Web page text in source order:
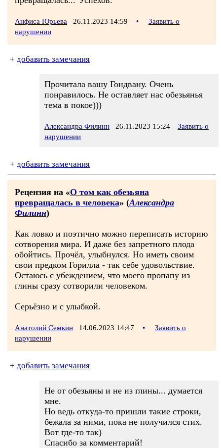
Анфиса Юрьева 26.11.2023 14:59 •
Заявить о
нарушении
+ добавить замечания
Прочитала вашу Гондвану. Очень
понравилось. Не оставляет нас обезьянья
тема в покое)))
Александра Филинн 26.11.2023 15:24
Заявить о
нарушении
+ добавить замечания
Рецензия на «О том как обезьяна
превращалась в человека» (Александра
Филинн)
Как ловко и поэтично можно переписать историю
сотворения мира. И даже без запретного плода
обойтись. Прочёл, улыбнулся. Но иметь своим
свои предком Горилла - так себе удовольствие.
Остаюсь с убеждением, что моего пропапу из
глины сразу сотворили человеком.
Серьёзно и с улыбкой.
Анатолий Семкин 14.06.2023 14:47 •
Заявить о
нарушении
+ добавить замечания
Не от обезьяны и не из глины... думается
мне.
Но ведь откуда-то пришли такие строки,
бежала за ними, пока не получился стих.
Вот где-то так)
Спасибо за комментарий!